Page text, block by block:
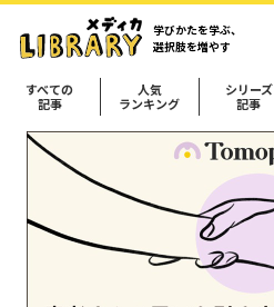
学びかたを学ぶ、
選択肢を増やす
すべての
記事
人気
ランキング
シリーズ
記事